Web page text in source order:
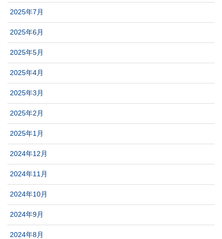
2025年7月
2025年6月
2025年5月
2025年4月
2025年3月
2025年2月
2025年1月
2024年12月
2024年11月
2024年10月
2024年9月
2024年8月